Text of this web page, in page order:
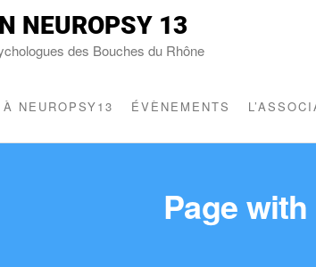
NEUROPSY 13
des Bouches du Rhône
NEUROPSY13 ÉVÈNEMENTS
Page